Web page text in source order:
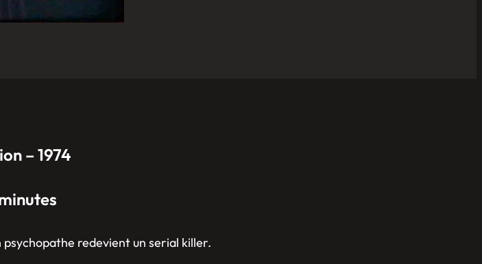
– 1974
redevient un serial killer.